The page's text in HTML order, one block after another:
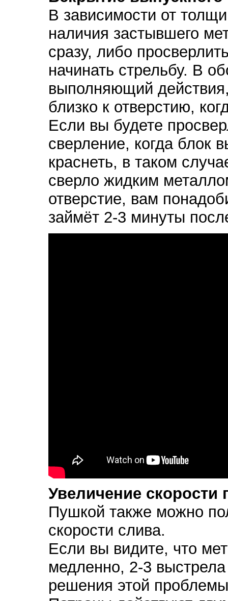
В зависимости от
наличия застывшего
сразу, либо
начинать стрельбу. В
выполняющий
близко к отверстию,
Если вы будете
сверление, когда блок
краснеть, в таком
сверло жидким
отверстие, вам
займёт 2-3 минуты
Увеличение скорости
Пушкой также можно
скорости слива.
Если вы видите, что
медленно, 2-3
решения этой